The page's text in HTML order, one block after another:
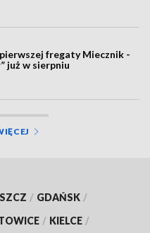
fregaty Miecznik -
już w sierpniu
/ GDAŃSK /
/ KIELCE /